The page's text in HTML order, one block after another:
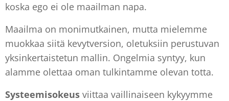
koska ego ei ole maailman napa.
Maailma on monimutkainen, mutta mielemme
muokkaa siitä kevytversion, oletuksiin perustuvan
yksinkertaistetun mallin. Ongelmia syntyy, kun
alamme olettaa oman tulkintamme olevan totta.
Systeemisokeus viittaa vaillinaiseen kykyymme